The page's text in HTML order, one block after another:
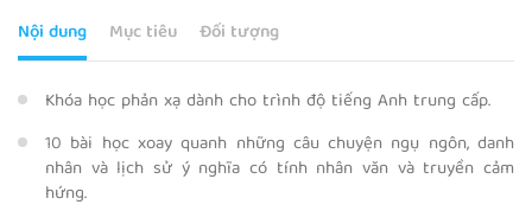
Nội dung Mục tiêu Đối tượng
Khóa học phản xạ dành cho trình độ tiếng Anh trung cấp.
10 bài học xoay quanh những câu chuyện ngụ ngôn, danh
nhân và lịch sử ý nghĩa có tính nhân văn và truyền cảm
hứng.